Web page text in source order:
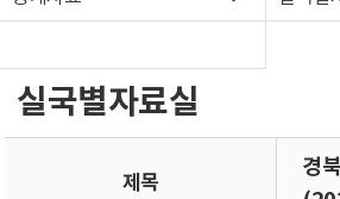
실국별자료실
제목
경